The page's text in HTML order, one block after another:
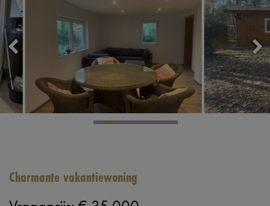
Charmante vakantiewoning